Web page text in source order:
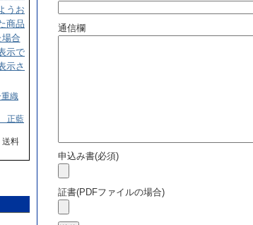
通信欄
申込み書(必須)
証書(PDFファイルの場合)
重織
正藍
送料